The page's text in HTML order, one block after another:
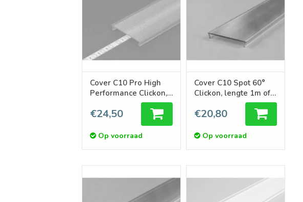
Cover C10 Pro High
Performance Clickon,
lengte 1m of 2m
€24,50
Op voorraad
Cover C10 Spot 60°
Clickon, lengte 1m of
€20,80
Op voorraad